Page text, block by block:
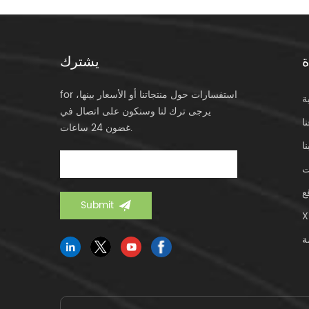
يشترك
for استفسارات حول منتجاتنا أو الأسعار بينها،
يرجى ترك لنا وسنكون على اتصال في
غضون 24 ساعات.